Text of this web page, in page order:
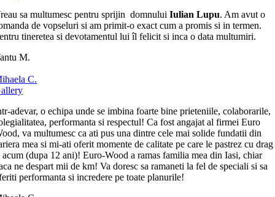
sa multumesc pentru sprijin domnuluiIulian Lupu. Am avut o
de vopseluri si am primit-o exact cum a promis si in termen.
tineretea si devotamentul lui îl felicit si inca o data multumiri.
M.
C.
adevar, o echipa unde se imbina foarte bine prieteniile, colaborarile,
performanta si respectul! Ca fost angajat al firmei Euro
va multumesc ca ati pus una dintre cele mai solide fundatii din
mea si mi-ati oferit momente de calitate pe care le pastrez cu drag
acum (dupa 12 ani)! Euro-Wood a ramas familia mea din Iasi, chiar
ne despart mii de km! Va doresc sa ramaneti la fel de speciali si sa
performanta si incredere pe toate planurile!